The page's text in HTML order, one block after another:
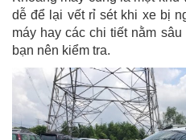
dễ để lại vết rỉ sét khi xe bị
máy hay các chi tiết nằm
bạn nên kiểm tra.